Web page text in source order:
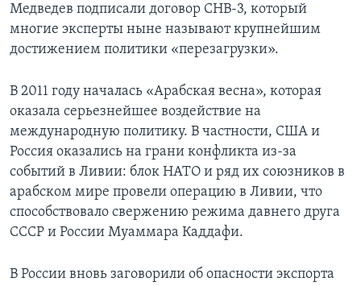
Медведев подписали договор СНВ-3, который
многие эксперты ныне называют крупнейшим
достижением политики «перезагрузки».
В 2011 году началась «Арабская весна», которая
оказала серьезнейшее воздействие на
международную политику. В частности, США и
Россия оказались на грани конфликта из-за
событий в Ливии: блок НАТО и ряд их союзников в
арабском мире провели операцию в Ливии, что
способствовало свержению режима давнего друга
СССР и России Муаммара Каддафи.
В России вновь заговорили об опасности экспорта